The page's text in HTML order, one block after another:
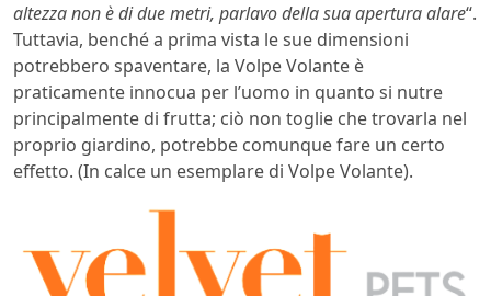
altezza non è di due metri, parlavo della sua apertura alare“.
Tuttavia, benché a prima vista le sue dimensioni
potrebbero spaventare, la Volpe Volante è
praticamente innocua per l’uomo in quanto si nutre
principalmente di frutta; ciò non toglie che trovarla nel
proprio giardino, potrebbe comunque fare un certo
effetto. (In calce un esemplare di Volpe Volante).